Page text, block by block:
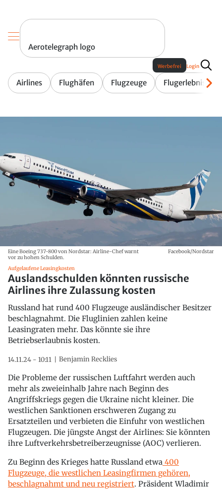
Aerotelegraph logo
Airlines Flughäfen Flugzeuge Flugerlebnis
Werbefrei Login
Eine Boeing 737-800 von Nordstar: Airline-Chef warnt
vor zu hohen Schulden.
Facebook/Nordstar
Aufgelaufene Leasingkosten
Auslandsschulden könnten russische
Airlines ihre Zulassung kosten
Russland hat rund 400 Flugzeuge ausländischer Besitzer
beschlagnahmt. Die Fluglinien zahlen keine
Leasingraten mehr. Das könnte sie ihre
Betriebserlaubnis kosten.
14.11.24 - 10:11 Benjamin Recklies
Die Probleme der russischen Luftfahrt werden auch
mehr als zweieinhalb Jahre nach Beginn des
Angriffskriegs gegen die Ukraine nicht kleiner. Die
westlichen Sanktionen erschweren Zugang zu
Ersatzteilen und verbieten die Einfuhr von westlichen
Flugzeugen. Die jüngste Angst der Airlines: Sie könnten
ihre Luftverkehrsbetreiberzeugnisse (AOC) verlieren.
Zu Beginn des Krieges hatte Russland etwa 400
Flugzeuge, die westlichen Leasingfirmen gehören,
beschlagnahmt und neu registriert. Präsident Wladimir